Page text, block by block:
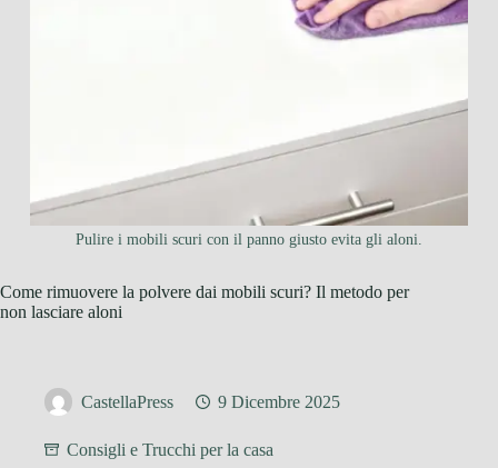
Pulire i mobili scuri con il panno giusto evita gli aloni.
Come rimuovere la polvere dai mobili scuri? Il metodo per
non lasciare aloni
CastellaPress 9 Dicembre 2025
Consigli e Trucchi per la casa